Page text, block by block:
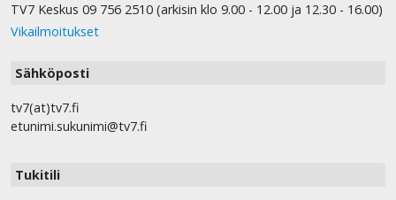
TV7 Keskus 09 756 2510 (arkisin klo 9.00 - 12.00 ja 12.30 - 16.00)
Vikailmoitukset
Sähköposti
tv7(at)tv7.fi
etunimi.sukunimi@tv7.fi
Tukitili